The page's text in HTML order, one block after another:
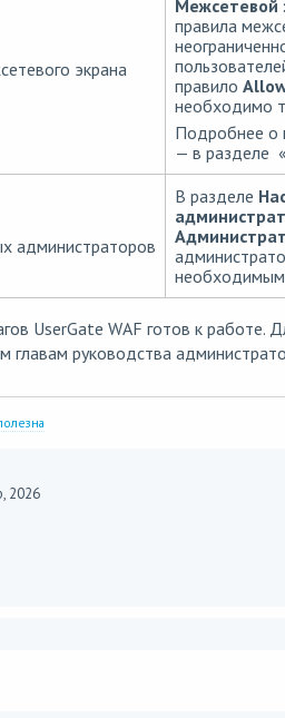
экрана
Межсетевой
правила
правило
необходимо
Подробнее о
— в разделе
администраторов
В разделе
UserGate WAF готов к работе.
главам руководства
2026